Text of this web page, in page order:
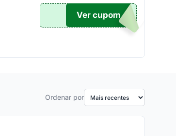
TICO
Ver cupom
Ordenar por